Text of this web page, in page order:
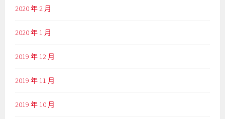
2020 年 2 月
2020 年 1 月
2019 年 12 月
2019 年 11 月
2019 年 10 月